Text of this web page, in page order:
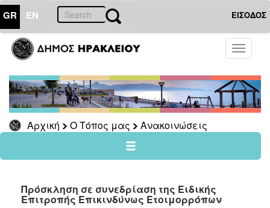
GR EN ΕΙΣΟΔΟΣ
Toggle
Αρχική Ο Τόπος μας Ανακοινώσεις
ΤΟΠΟΣ
ΜΑΣ
Ανακοινώσεις
Αρχείο
ΠΟΛΙΤΙΣΜΟΣ
Πρόσκληση σε συνεδρίαση της Ειδικής
Επιτροπής Επικινδύνως Ετοιμορρόπων